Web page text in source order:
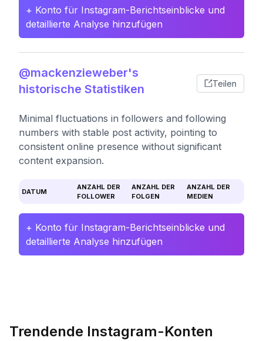
+ Konto für Instagram-Berichtseinblicke und
detaillierte Analyse hinzufügen
@mackenzieweber's
historische Statistiken
Teilen
Minimal fluctuations in followers and following
numbers with stable post activity, pointing to
consistent online presence without significant
content expansion.
DATUM
ANZAHL DER
FOLLOWER
ANZAHL DER
FOLGEN
ANZAHL DER
MEDIEN
+ Konto für Instagram-Berichtseinblicke und
detaillierte Analyse hinzufügen
Trendende Instagram-Konten